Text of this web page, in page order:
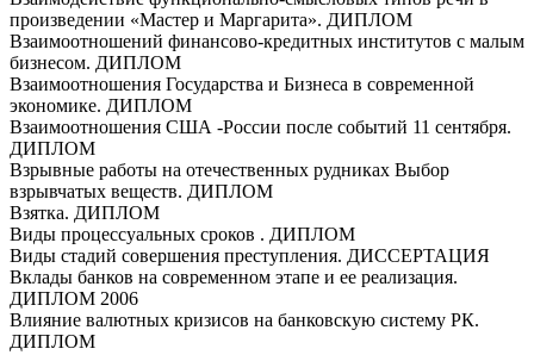
произведении «Мастер и Маргарита». ДИПЛОМ
Взаимоотношений финансово-кредитных институтов с малым
бизнесом. ДИПЛОМ
Взаимоотношения Государства и Бизнеса в современной
экономике. ДИПЛОМ
Взаимоотношения США -России после событий 11 сентября.
ДИПЛОМ
Взрывные работы на отечественных рудниках Выбор
взрывчатых веществ. ДИПЛОМ
Взятка. ДИПЛОМ
Виды процессуальных сроков . ДИПЛОМ
Виды стадий совершения преступления. ДИССЕРТАЦИЯ
Вклады банков на современном этапе и ее реализация.
ДИПЛОМ 2006
Влияние валютных кризисов на банковскую систему РК.
ДИПЛОМ